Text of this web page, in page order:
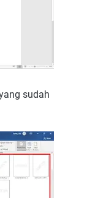
sudah